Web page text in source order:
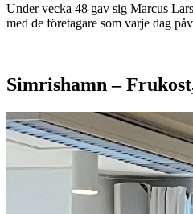
Under vecka 48 gav sig Marcus
med de företagare som varje dag
Simrishamn –